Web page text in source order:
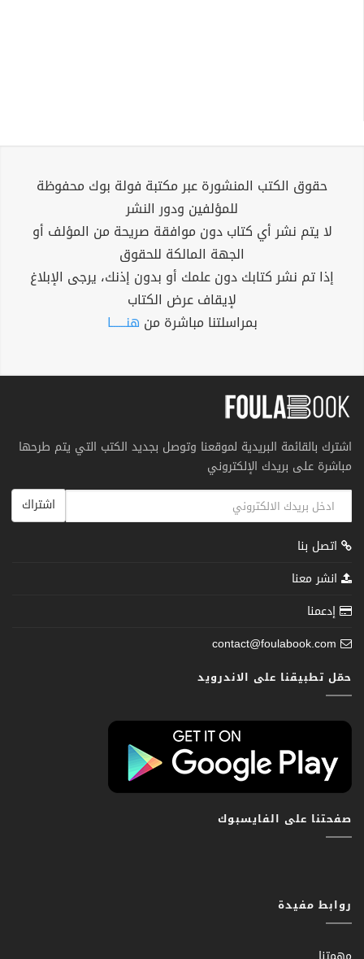
حقوق الكتب المنشورة عبر مكتبة فولة بوك محفوظة
للمؤلفين ودور النشر
لا يتم نشر أي كتاب دون موافقة صريحة من المؤلف أو
الجهة المالكة للحقوق
إذا تم نشر كتابك دون علمك أو بدون إذنك، يرجى الإبلاغ
لإيقاف عرض الكتاب
بمراسلتنا مباشرة من هنــــــا
اشترك بالقائمة البريدية لموقعنا وتوصل بجديد الكتب التي يتم طرحها
مباشرة على بريدك الإلكتروني
اشتراك
اتصل بنا
انشر معنا
إدعمنا
contact@foulabook.com
حمّل تطبيقنا على الاندرويد
صفحتنا على الفايسبوك
روابط مفيدة